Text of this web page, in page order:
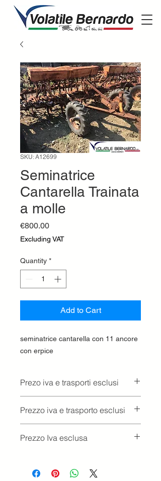
SKU: A12699
Seminatrice
Cantarella Trainata
a molle
€800.00Price
Excluding VAT
Quantity *
Add to Cart
seminatrice cantarella con 11 ancore
con erpice
Prezo iva e trasporti esclusi
Prezzo iva e trasporto esclusi
Prezzo Iva esclusa